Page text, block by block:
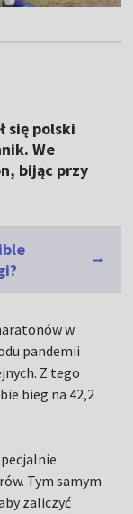
się polski
We
bijąc przy
w
pandemii
Z tego
bieg na 42,2
Tym samym
zaliczyć